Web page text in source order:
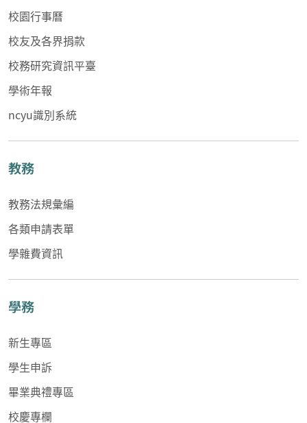
校園行事曆
校友及各界捐款
校務研究資訊平臺
學術年報
ncyu識別系統
教務
教務法規彙編
各類申請表單
學雜費資訊
學務
新生專區
學生申訴
畢業典禮專區
校慶專欄